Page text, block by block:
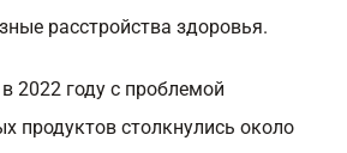
расстройства здоровья.
2022 году с проблемой
продуктов столкнулись около